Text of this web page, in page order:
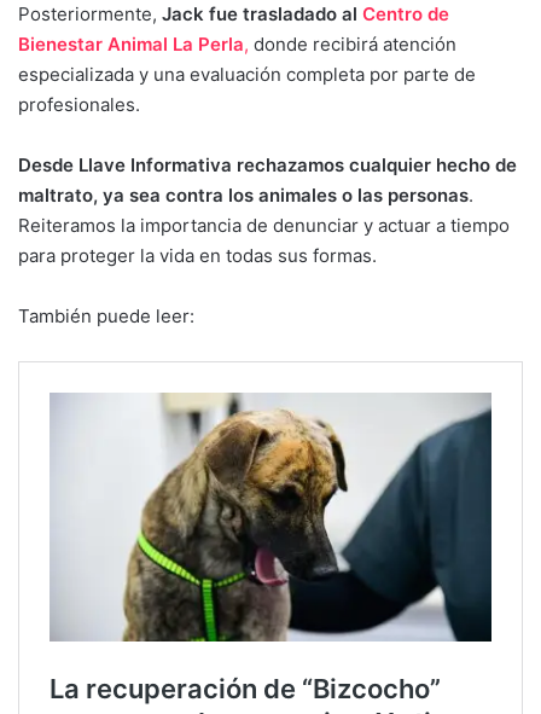
Posteriormente, Jack fue trasladado al Centro de
Bienestar Animal La Perla, donde recibirá atención
especializada y una evaluación completa por parte de
profesionales.
Desde Llave Informativa rechazamos cualquier hecho de
maltrato, ya sea contra los animales o las personas.
Reiteramos la importancia de denunciar y actuar a tiempo
para proteger la vida en todas sus formas.
También puede leer: